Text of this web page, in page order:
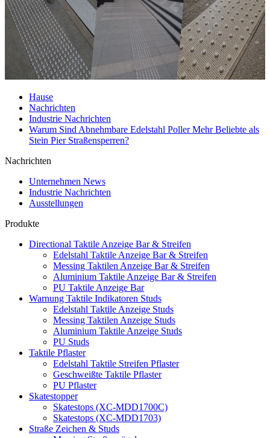
Hause
Nachrichten
Industrie Nachrichten
Warum Sind Abnehmbare Edelstahl Poller Mehr Beliebte als
Stein Pier Straßensperren?
Nachrichten
Unternehmen News
Industrie Nachrichten
Ausstellungen
Produkte
Directional Taktile Anzeige Bar & Streifen
Edelstahl Taktile Anzeige Bar & Streifen
Messing Taktilen Anzeige Bar & Streifen
Aluminium Taktile Anzeige Bar & Streifen
PU Taktile Anzeige Bar
Warnung Taktile Indikatoren Studs
Edelstahl Taktile Anzeige Studs
Messing Taktilen Anzeige Studs
Aluminium Taktile Anzeige Studs
PU Studs
Taktile Pflaster
Edelstahl Taktile Streifen Pflaster
Geschweißte Taktile Pflaster
PU Pflaster
Skatestopper
Skatestops (XC-MDD1700C)
Skatestops (XC-MDD1703)
Straße Zeichen & Studs